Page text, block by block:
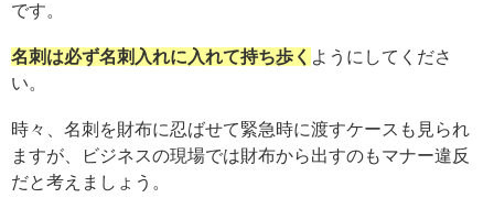
です。
名刺は必ず名刺入れに入れて持ち歩く ようにしてくださ
い。
時々、名刺を財布に忍ばせて緊急時に渡すケースも見られ
ますが、ビジネスの現場では財布から出すのもマナー違反
だと考えましょう。